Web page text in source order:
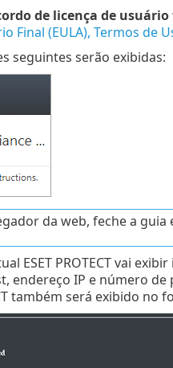
de licença de
Final (EULA), Termos de
seguintes serão exibidas:
da web, feche a guia
ESET PROTECT vai
endereço IP e número
também será exibido no